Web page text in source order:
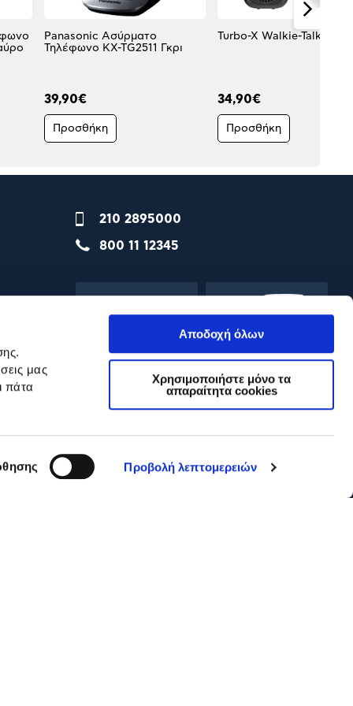
μας
πάτα
Προβολή λεπτομερειών
Αποδοχή όλων
Χρησιμοποιήστε μόνο τα
απαραίτητα cookies
Panasonic Ασύρματο
Τηλέφωνο KX-TG2511 Γκρι
39,90€
Προσθήκη
Turbo-X Walkie-Talkie
34,90€
Προσθήκη
210 2895000
800 11 12345